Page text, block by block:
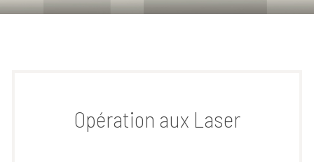
Opération aux Laser